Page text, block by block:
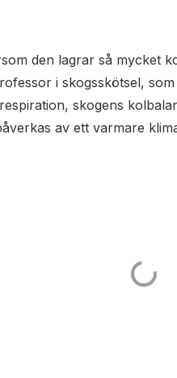
den lagrar så mycket
i skogsskötsel,
skogens
av ett varmare